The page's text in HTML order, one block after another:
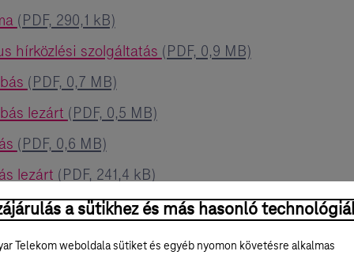
(PDF, 290,1 kB)
hírközlési szolgáltatás (PDF, 0,9 MB)
(PDF, 0,7 MB)
lezárt (PDF, 0,5 MB)
(PDF, 0,6 MB)
lezárt (PDF, 241,4 kB)
(PDF, 0,6 MB)
lezárt (PDF, 0,5 MB)
a sütikhez és más hasonló
Telekom weboldala sütiket és egyéb nyomon követésre alkalmas